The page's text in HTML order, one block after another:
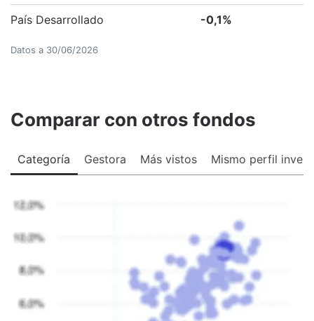
País Desarrollado -0,1%
Datos a 30/06/2026
Comparar con otros fondos
Categoría Gestora Más vistos Mismo perfil